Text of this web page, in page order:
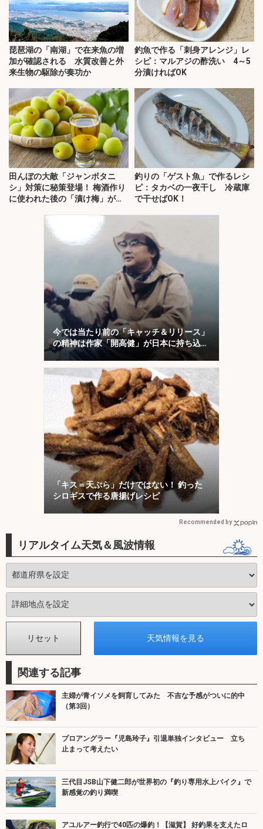
琵琶湖の「南湖」で在来魚の増
加が確認される 水質改善と外
来生物の駆除が奏功か
釣魚で作る「刺身アレンジ」レ
シピ：マルアジの酢洗い 4～5
分漬ければOK
田んぼの大敵「ジャンボタニ
シ」対策に秘策登場！ 梅酒作り
に使われた後の「漬け梅」が効
釣りの「ゲスト魚」で作るレシ
ピ：タカベの一夜干し 冷蔵庫
で干せばOK！
今では当たり前の「キャッチ＆リリース」
の精神は作家「開高健」が日本に持ち込ん
だ
「キス＝天ぷら」だけではない！ 釣った
シロギスで作る唐揚げレシピ
Recommended by
リアルタイム天気＆風波情報
関連する記事
主婦が青イソメを飼育してみた 不吉な予感がついに的中
（第3回）
プロアングラー『児島玲子』引退単独インタビュー 立ち
止まって考えたい
三代目JSB山下健二郎が世界初の『釣り専用水上バイク』で
新感覚の釣り満喫
アユルアー釣行で40匹の爆釣！【滋賀】 好釣果を支えたロ